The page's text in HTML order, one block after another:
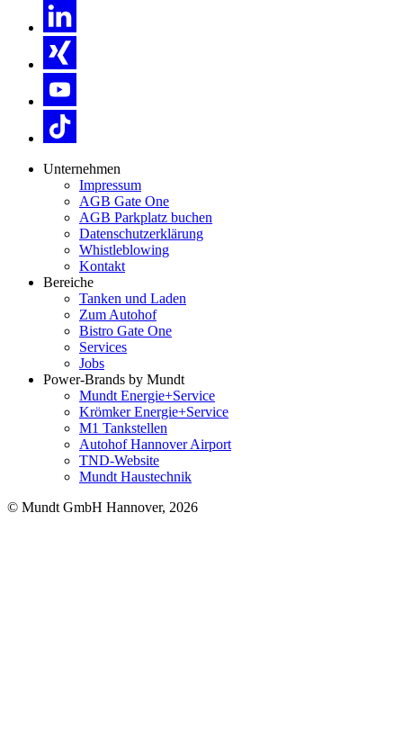
Unternehmen
Impressum
AGB Gate One
AGB Parkplatz buchen
Datenschutzerklärung
Whistleblowing
Kontakt
Bereiche
Tanken und Laden
Zum Autohof
Bistro Gate One
Services
Jobs
Power-Brands by Mundt
Mundt Energie+Service
Krömker Energie+Service
M1 Tankstellen
Autohof Hannover Airport
TND-Website
Mundt Haustechnik
© Mundt GmbH Hannover, 2026